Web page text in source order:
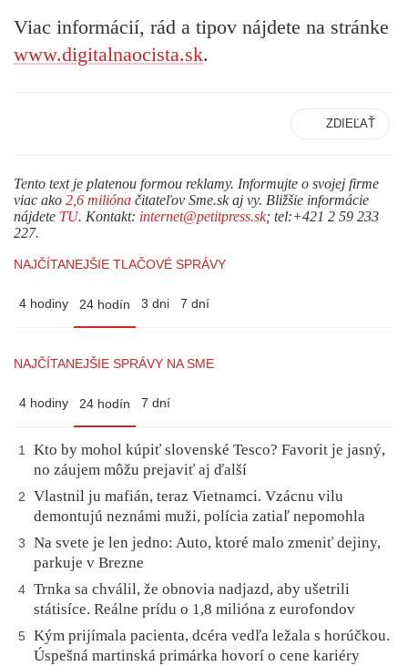
Viac informácií, rád a tipov nájdete na stránke
www.digitalnaocista.sk.
ZDIEĽAŤ
Tento text je platenou formou reklamy. Informujte o svojej firme
viac ako 2,6 milióna čitateľov Sme.sk aj vy. Bližšie informácie
nájdete TU. Kontakt: internet@petitpress.sk; tel:+421 2 59 233
227.
NAJČÍTANEJŠIE TLAČOVÉ SPRÁVY
4 hodiny 24 hodín 3 dni 7 dní
NAJČÍTANEJŠIE SPRÁVY NA SME
4 hodiny 24 hodín 7 dní
1
Kto by mohol kúpiť slovenské Tesco? Favorit je jasný,
no záujem môžu prejaviť aj ďalší
2
Vlastnil ju mafián, teraz Vietnamci. Vzácnu vilu
demontujú neznámi muži, polícia zatiaľ nepomohla
3
Na svete je len jedno: Auto, ktoré malo zmeniť dejiny,
parkuje v Brezne
4 Trnka sa chválil, že obnovia nadjazd, aby ušetrili
státisíce. Reálne prídu o 1,8 milióna z eurofondov
5
Kým prijímala pacienta, dcéra vedľa ležala s horúčkou.
Úspešná martinská primárka hovorí o cene kariéry